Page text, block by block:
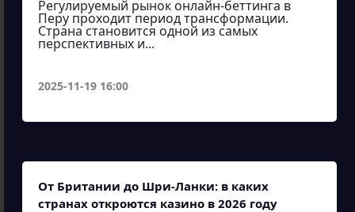
Регулируемый рынок онлайн-беттинга в
Перу проходит период трансформации.
Страна становится одной из самых
перспективных и...
2025-11-19 16:00
От Британии до Шри-Ланки: в каких
странах откроются казино в 2026 году